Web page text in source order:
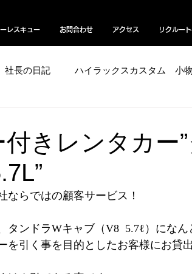
レスキュー お問合わせ アクセス リクルート
社長の日記 ハイラックスカスタム 小
ティング／グロスマジック
ベッドキット
きレンタカー
ならではの顧客サービス！
タンドラWキャブ（V8  5.7ℓ）にな
を引く事を目的としたお客様にお貸